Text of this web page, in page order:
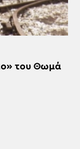
του Θωμά